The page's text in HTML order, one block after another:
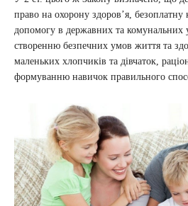
право на охорону здоров’я, безоплатну
допомогу в державних та комунальних
створенню безпечних умов життя та
маленьких хлопчиків та дівчаток,
формуванню навичок правильного